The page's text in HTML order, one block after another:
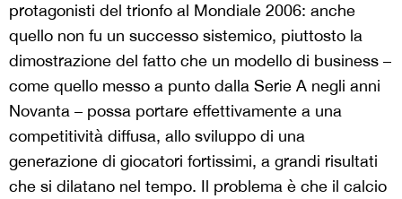
protagonisti del trionfo al Mondiale 2006: anche
quello non fu un successo sistemico, piuttosto la
dimostrazione del fatto che un modello di business –
come quello messo a punto dalla Serie A negli anni
Novanta – possa portare effettivamente a una
competitività diffusa, allo sviluppo di una
generazione di giocatori fortissimi, a grandi risultati
che si dilatano nel tempo. Il problema è che il calcio